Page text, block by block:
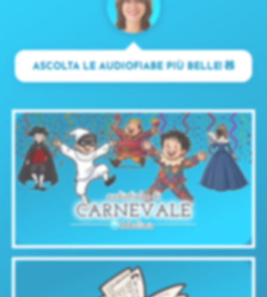
ASCOLTA LE AUDIOFIABE PIÙ BELLE! 🧸